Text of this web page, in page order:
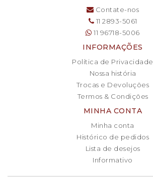
Contate-nos
11 2893-5061
11 96718-5006
INFORMAÇÕES
Política de Privacidade
Nossa história
Trocas e Devoluções
Termos & Condições
MINHA CONTA
Minha conta
Histórico de pedidos
Lista de desejos
Informativo